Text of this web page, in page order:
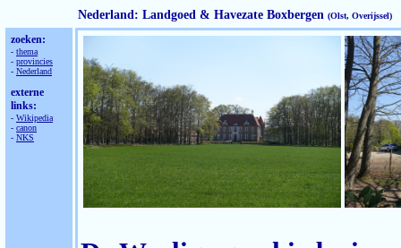
Nederland: Landgoed & Havezate Boxbergen (Olst, Overijssel)
zoeken:
- thema
- provincies
- Nederland
externe
links:
- Wikipedia
- canon
- NKS